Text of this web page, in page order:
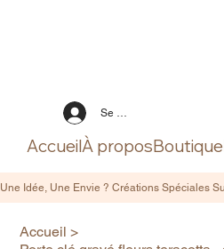
AccueilÀ proposBoutique
Se connecter
Accueil >